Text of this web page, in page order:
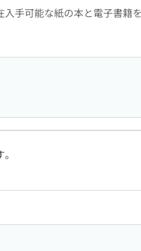
手可能な紙の本と電子書籍